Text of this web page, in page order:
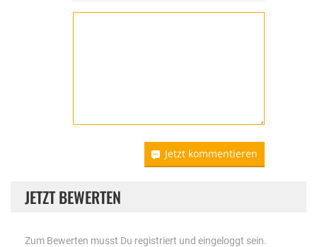
Jetzt kommentieren
JETZT BEWERTEN
Zum Bewerten musst Du registriert und eingeloggt sein.